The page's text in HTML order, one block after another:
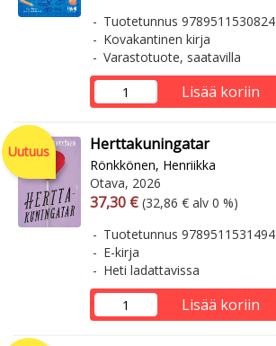
Tuotetunnus 9789511530824
Kovakantinen kirja
Varastotuote, saatavilla
Lisää koriin
Uutuus Herttakuningatar
Rönkkönen, Henriikka
Otava, 2026
Arvonlisäverollinen hinta
37,30 € Arvonlisäveroton hinta
(32,86 € alv 0 %)
Tuotetunnus 9789511531494
E-kirja
Heti ladattavissa
Lisää koriin